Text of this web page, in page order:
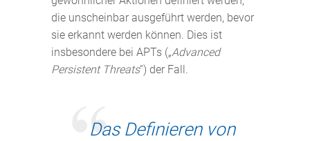
die unscheinbar ausgeführt werden, bevor
sie erkannt werden können. Dies ist
insbesondere bei APTs („Advanced
Persistent Threats“) der Fall.
Das Definieren von